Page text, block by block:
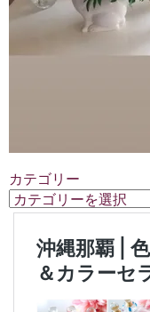
カテゴリー
カ
テ